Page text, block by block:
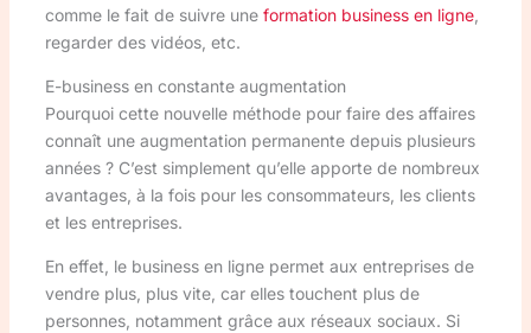
comme le fait de suivre une formation business en ligne,
regarder des vidéos, etc.
E-business en constante augmentation
Pourquoi cette nouvelle méthode pour faire des affaires
connaît une augmentation permanente depuis plusieurs
années ? C’est simplement qu’elle apporte de nombreux
avantages, à la fois pour les consommateurs, les clients
et les entreprises.
En effet, le business en ligne permet aux entreprises de
vendre plus, plus vite, car elles touchent plus de
personnes, notamment grâce aux réseaux sociaux. Si